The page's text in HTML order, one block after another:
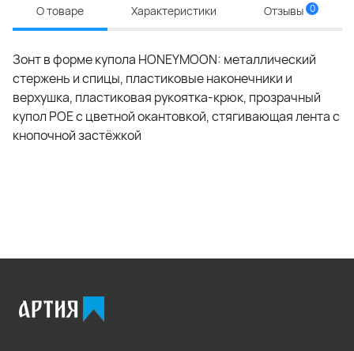
О товаре Характеристики Отзывы 0
Зонт в форме купола HONEYMOON: металлический
стержень и спицы, пластиковые наконечники и
верхушка, пластиковая рукоятка-крюк, прозрачный
купол POE с цветной окантовкой, стягивающая лента с
кнопочной застёжкой